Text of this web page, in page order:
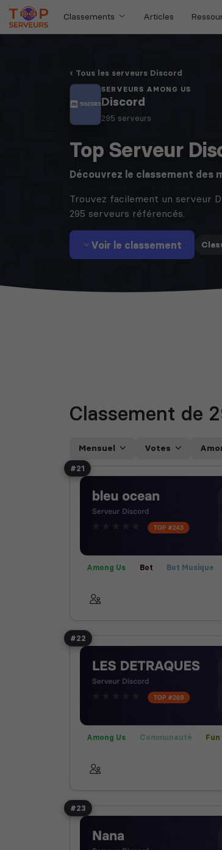
Classements Articles
Tous les serveurs Discord
SERVEURS AMONG US
Discord
295 serveurs
Top Serveur
Découvrez le classement des
Trouvez facilement un serveur
295 serveurs référencés.
Voir le classement
Classement de
Mensuel Votes
#21
Among Us Bot Bot Musique
#22
Among Us Communauté Fun
#23